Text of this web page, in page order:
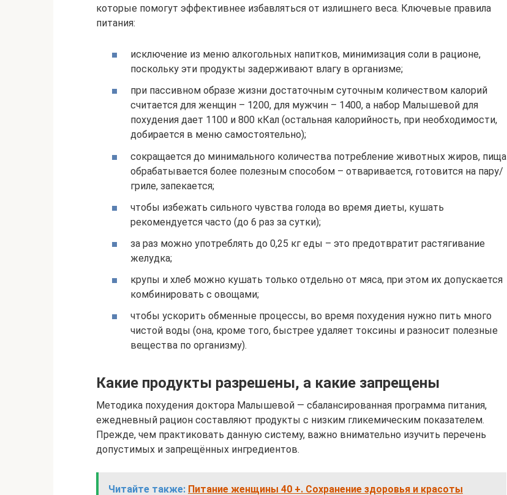
которые помогут эффективнее избавляться от излишнего веса. Ключевые правила
питания:
исключение из меню алкогольных напитков, минимизация соли в рационе,
поскольку эти продукты задерживают влагу в организме;
при пассивном образе жизни достаточным суточным количеством калорий
считается для женщин – 1200, для мужчин – 1400, а набор Малышевой для
похудения дает 1100 и 800 кКал (остальная калорийность, при необходимости,
добирается в меню самостоятельно);
сокращается до минимального количества потребление животных жиров, пища
обрабатывается более полезным способом – отваривается, готовится на пару/
гриле, запекается;
чтобы избежать сильного чувства голода во время диеты, кушать
рекомендуется часто (до 6 раз за сутки);
за раз можно употреблять до 0,25 кг еды – это предотвратит растягивание
желудка;
крупы и хлеб можно кушать только отдельно от мяса, при этом их допускается
комбинировать с овощами;
чтобы ускорить обменные процессы, во время похудения нужно пить много
чистой воды (она, кроме того, быстрее удаляет токсины и разносит полезные
вещества по организму).
Какие продукты разрешены, а какие запрещены
Методика похудения доктора Малышевой — сбалансированная программа питания,
ежедневный рацион составляют продукты с низким гликемическим показателем.
Прежде, чем практиковать данную систему, важно внимательно изучить перечень
допустимых и запрещённых ингредиентов.
Читайте также: Питание женщины 40 +. Сохранение здоровья и красоты